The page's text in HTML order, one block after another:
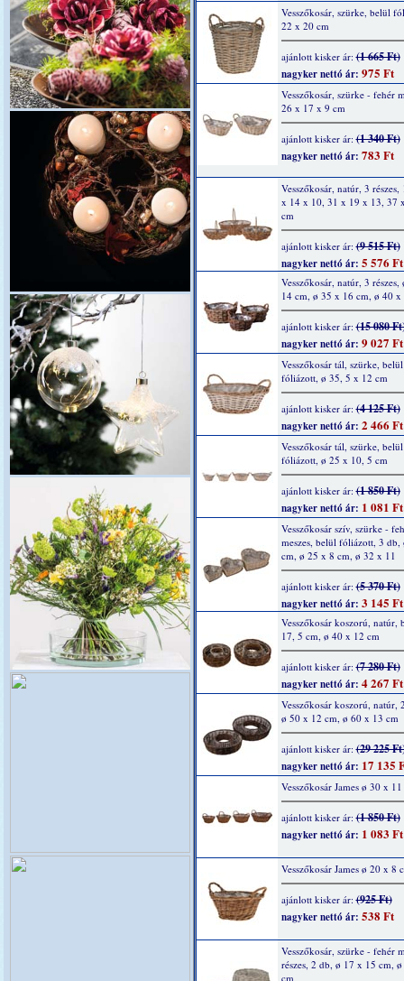
Vesszőkosár, szürke, belül
22 x 20 cm
ajánlott kisker ár:(1 665 Ft)
nagyker nettó ár: 975 Ft
Vesszőkosár, szürke - fehér
26 x 17 x 9 cm
ajánlott kisker ár:(1 340 Ft)
nagyker nettó ár: 783 Ft
Vesszőkosár, natúr, 3
x 14 x 10, 31 x 19 x 13, 37
cm
ajánlott kisker ár:(9 515 Ft)
nagyker nettó ár: 5 576 Ft
Vesszőkosár, natúr, 3 részes,
14 cm, ø 35 x 16 cm, ø 40 x
ajánlott kisker ár:(15 080
nagyker nettó ár: 9 027 Ft
Vesszőkosár tál, szürke, belül
fóliázott, ø 35, 5 x 12 cm
ajánlott kisker ár:(4 125 Ft)
nagyker nettó ár: 2 466 Ft
Vesszőkosár tál, szürke, belül
fóliázott, ø 25 x 10, 5 cm
ajánlott kisker ár:(1 850 Ft)
nagyker nettó ár: 1 081 Ft
Vesszőkosár szív, szürke -
meszes, belül fóliázott, 3
cm, ø 25 x 8 cm, ø 32 x 11
ajánlott kisker ár:(5 370 Ft)
nagyker nettó ár: 3 145 Ft
Vesszőkosár koszorú, natúr,
17, 5 cm, ø 40 x 12 cm
ajánlott kisker ár:(7 280 Ft)
nagyker nettó ár: 4 267 Ft
Vesszőkosár koszorú, natúr,
ø 50 x 12 cm, ø 60 x 13 cm
ajánlott kisker ár:(29 225
nagyker nettó ár: 17 135
Vesszőkosár James ø 30 x
ajánlott kisker ár:(1 850 Ft)
nagyker nettó ár: 1 083 Ft
Vesszőkosár James ø 20 x 8
ajánlott kisker ár:(925 Ft)
nagyker nettó ár: 538 Ft
Vesszőkosár, szürke - fehér
részes, 2 db, ø 17 x 15 cm,
cm